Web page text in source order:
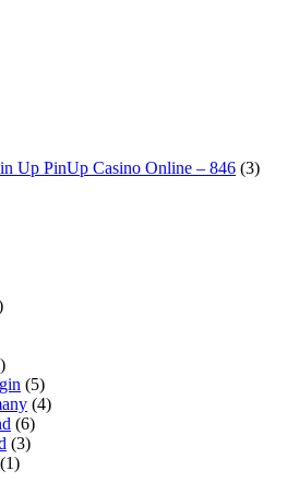
Up PinUp Casino Online – 846 (3)
(5)
(4)
(6)
(3)
(1)